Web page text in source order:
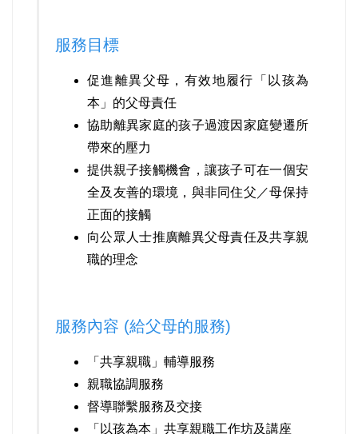
服務目標
促進離異父母，有效地履行「以孩為
本」的父母責任
協助離異家庭的孩子過渡因家庭變遷所
帶來的壓力
提供親子接觸機會，讓孩子可在一個安
全及友善的環境，與非同住父／母保持
正面的接觸
向公眾人士推廣離異父母責任及共享親
職的理念
服務內容 (給父母的服務)
「共享親職」輔導服務
親職協調服務
督導聯繫服務及交接
「以孩為本」共享親職工作坊及講座